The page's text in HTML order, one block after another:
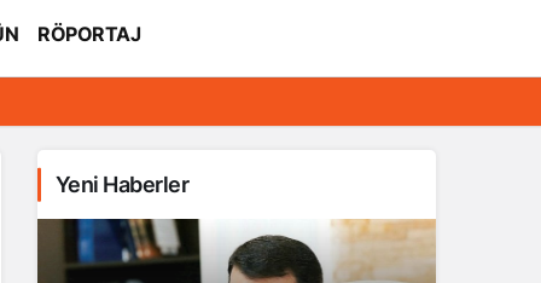
RÖPORTAJ
Yeni Haberler